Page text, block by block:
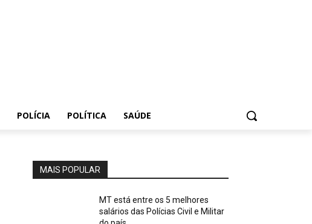
POLÍCIA POLÍTICA SAÚDE
MAIS POPULAR
MT está entre os 5 melhores
salários das Polícias Civil e Militar